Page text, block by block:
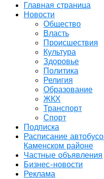
Главная страница
Новости
Общество
Власть
Происшествия
Культура
Здоровье
Политика
Религия
Образование
ЖКХ
Транспорт
Спорт
Подписка
Расписание
Каменском районе
Частные объявления
Бизнес-новости
Реклама